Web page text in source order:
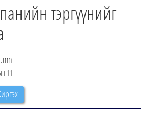
тэргүүнийг
11